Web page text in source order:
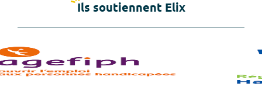
Ils soutiennent Elix